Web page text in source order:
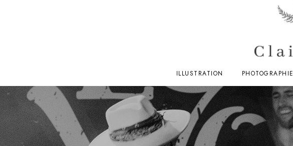
ILLUSTRATION PHOTOGRAPHIE